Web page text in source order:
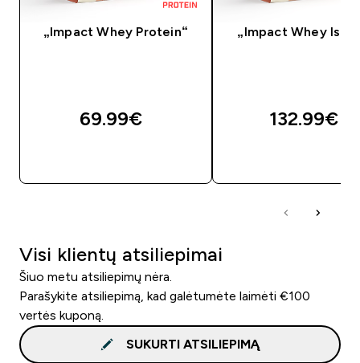
„Impact Whey Protein“
69.99€‎
„Impact Whey
132.99€‎
Visi klientų atsiliepimai
Šiuo metu atsiliepimų nėra.
Parašykite atsiliepimą, kad galėtumėte laimėti €100
vertės kuponą.
SUKURTI ATSILIEPIMĄ